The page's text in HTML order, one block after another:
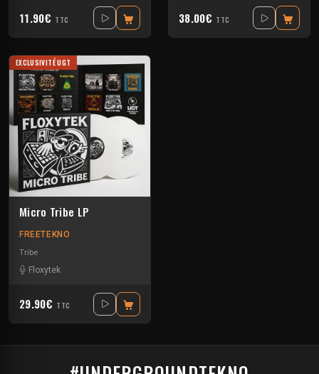
11.90€ TTC 38.00€ TTC
EXCLUSIVITÉ UGT
Micro Tribe LP
FREETEKNO
Tribe
Floxytek
29.90€ TTC